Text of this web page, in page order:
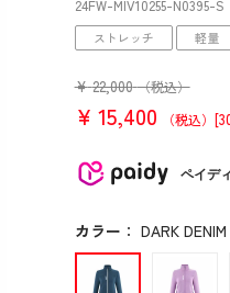
24FW-MIV10255-N0395-S
ストレッチ 軽量
¥ 22,000 （税込）
¥ 15,400 （税込）
ペイデ
カラー ： DARK